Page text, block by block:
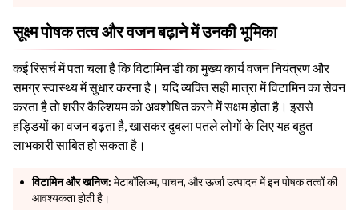
सूक्ष्म पोषक तत्व और वजन बढ़ाने में उनकी भूमिका
कई रिसर्च में पता चला है कि विटामिन डी का मुख्य कार्य वजन नियंत्रण और
समग्र स्वास्थ्य में सुधार करना है। यदि व्यक्ति सही मात्रा में विटामिन का सेवन
करता है तो शरीर कैल्शियम को अवशोषित करने में सक्षम होता है। इससे
हड्डियों का वजन बढ़ता है, खासकर दुबला पतले लोगों के लिए यह बहुत
लाभकारी साबित हो सकता है।
विटामिन और खनिज: मेटाबॉलिज्म, पाचन, और ऊर्जा उत्पादन में इन पोषक तत्वों की
आवश्यकता होती है।